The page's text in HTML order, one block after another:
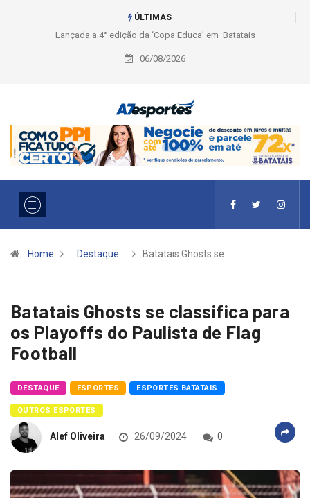
ÚLTIMAS
Liga 2026: Equipes rompem com a LABE na Série Ouro e entidade define
a 2° fase, times e formato
06/08/2026
Home Destaque Batatais Ghosts se…
Batatais Ghosts se classifica para
os Playoffs do Paulista de Flag
Football
DESTAQUE ESPORTES ESPORTES BATATAIS
OUTROS ESPORTES
Alef Oliveira 26/09/2024 0